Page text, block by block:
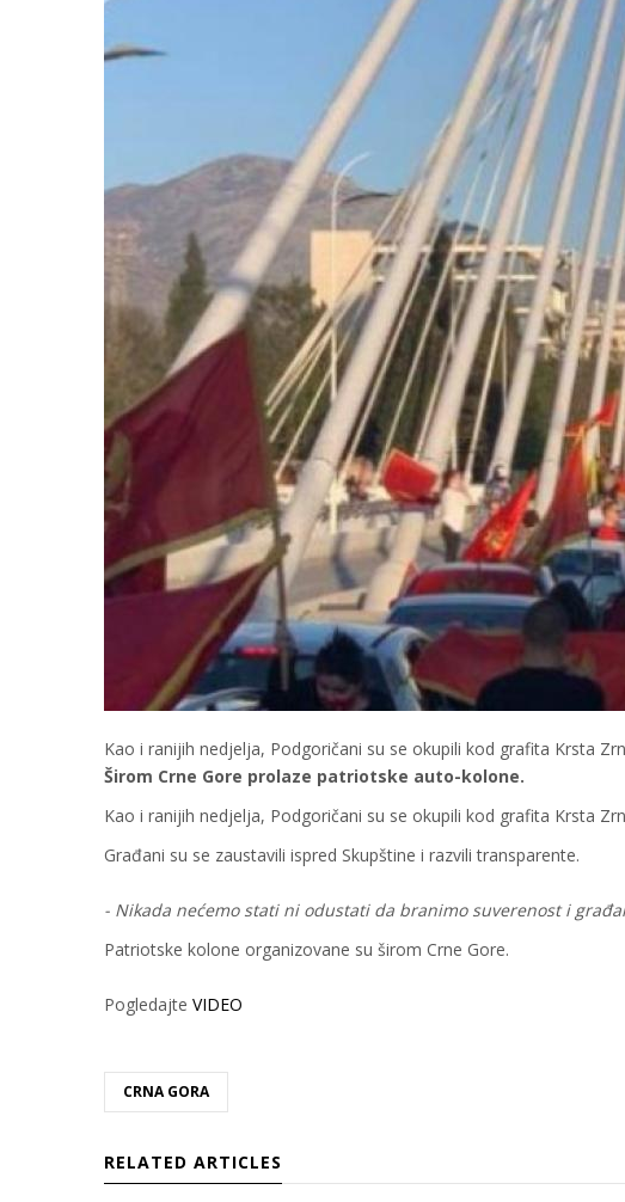
Kao i ranijih nedjelja, Podgoričani su se okupili kod grafita Krsta
Širom Crne Gore prolaze patriotske auto-kolone.
Kao i ranijih nedjelja, Podgoričani su se okupili kod grafita Krsta
Građani su se zaustavili ispred Skupštine i razvili transparente.
- Nikada nećemo stati ni odustati da branimo suverenost i
Patriotske kolone organizovane su širom Crne Gore.
Pogledajte VIDEO
CRNA GORA
RELATED ARTICLES